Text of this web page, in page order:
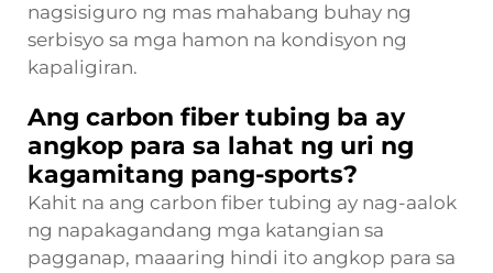
nagsisiguro ng mas mahabang buhay ng
serbisyo sa mga hamon na kondisyon ng
kapaligiran.
Ang carbon fiber tubing ba ay
angkop para sa lahat ng uri ng
kagamitang pang-sports?
Kahit na ang carbon fiber tubing ay nag-aalok
ng napakagandang mga katangian sa
pagganap, maaaring hindi ito angkop para sa